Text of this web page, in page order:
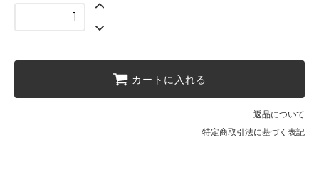
カートに入れる
返品について
特定商取引法に基づく表記